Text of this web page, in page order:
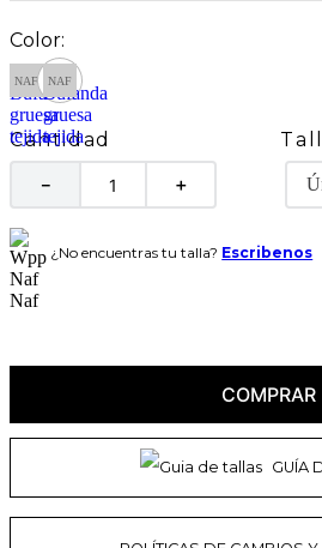
Cantidad
＋
－
¿No encuentras tu talla? Escribenos
COMPRAR
GUÍA